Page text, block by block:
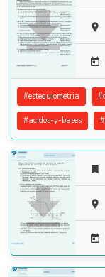
 

#estequiometria #
#acidos-y-bases #



